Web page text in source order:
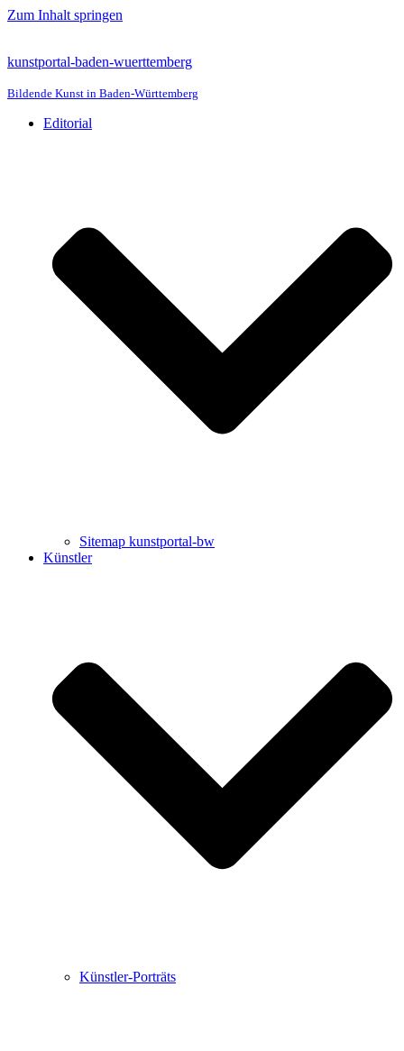
Zum Inhalt springen
kunstportal-baden-wuerttemberg
Bildende Kunst in Baden-Württemberg
Editorial
Sitemap kunstportal-bw
Künstler
Künstler-Porträts